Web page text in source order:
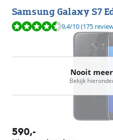
Samsung Galaxy S7
Beoordeling is 9,4 van de 10,
9,4/10(175
Nooit
Bekijk
590,-